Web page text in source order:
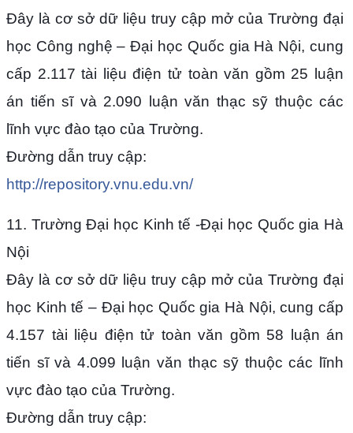
Đây là cơ sở dữ liệu truy cập mở của Trường đại
học Công nghệ – Đại học Quốc gia Hà Nội, cung
cấp 2.117 tài liệu điện tử toàn văn gồm 25 luận
án tiến sĩ và 2.090 luận văn thạc sỹ thuộc các
lĩnh vực đào tạo của Trường.
Đường dẫn truy cập:
http://repository.vnu.edu.vn/
11. Trường Đại học Kinh tế -Đại học Quốc gia Hà
Nội
Đây là cơ sở dữ liệu truy cập mở của Trường đại
học Kinh tế – Đại học Quốc gia Hà Nội, cung cấp
4.157 tài liệu điện tử toàn văn gồm 58 luận án
tiến sĩ và 4.099 luận văn thạc sỹ thuộc các lĩnh
vực đào tạo của Trường.
Đường dẫn truy cập: